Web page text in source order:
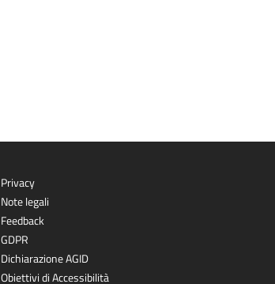
Privacy
Note legali
Feedback
GDPR
Dichiarazione AGID
Obiettivi di Accessibilità